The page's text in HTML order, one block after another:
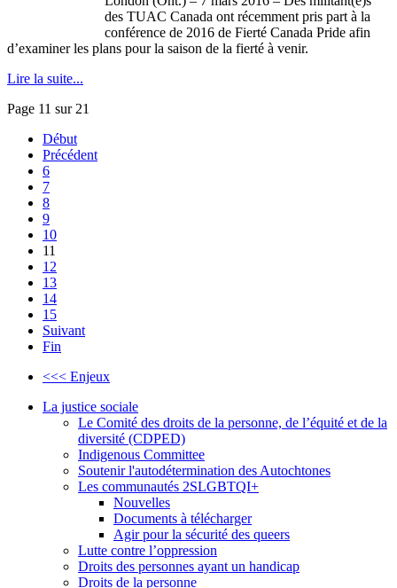
des TUAC Canada ont récemment pris part à la
conférence de 2016 de Fierté Canada Pride afin
d’examiner les plans pour la saison de la fierté à venir.
Lire la suite...
Page 11 sur 21
Début
Précédent
6
7
8
9
10
11
12
13
14
15
Suivant
Fin
<<< Enjeux
La justice sociale
Le Comité des droits de la personne, de l’équité et de la
diversité (CDPED)
Indigenous Committee
Soutenir l'autodétermination des Autochtones
Les communautés 2SLGBTQI+
Nouvelles
Documents à télécharger
Agir pour la sécurité des queers
Lutte contre l’oppression
Droits des personnes ayant un handicap
Droits de la personne